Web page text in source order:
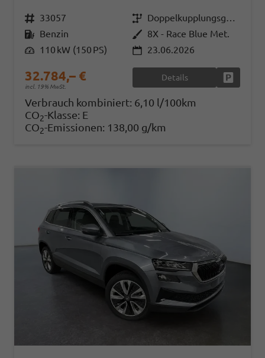
Fahrzeugnr. 33057 Getriebe
Doppelkupplungsgetriebe (DSG)
Kraftstoff Benzin Außenfarbe8X - Race Blue Met.
Leistung 110 kW (150 PS) 23.06.2026
32.784,– €
incl. 19% MwSt.
Details
Verbrauch kombiniert: 6,10 l/100km
CO2-Klasse: E
CO2-Emissionen: 138,00 g/km